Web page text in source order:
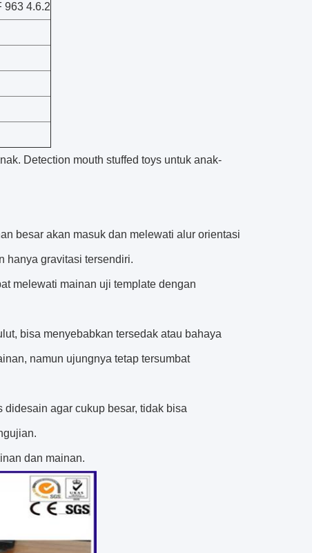
963 4.6.2
Detection mouth stuffed toys untuk anak-
besar akan masuk dan melewati alur orientasi
hanya gravitasi tersendiri.
melewati mainan uji template dengan
bisa menyebabkan tersedak atau bahaya
namun ujungnya tetap tersumbat
agar cukup besar, tidak bisa
dan mainan.